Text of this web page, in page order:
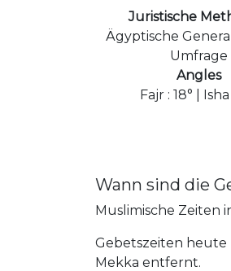
Juristische
Ägyptische
Umfrage
Angles
Fajr : 18° | Isha
Wann sind die
Muslimische Zeiten
Gebetszeiten heute
Mekka entfernt.